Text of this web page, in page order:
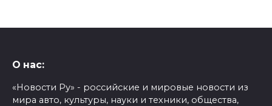
О нас:
«Новости Ру» - российские и мировые новости из
мира авто, культуры, науки и техники, общества,